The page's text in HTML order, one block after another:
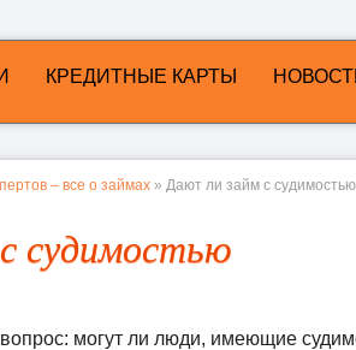
КРЕДИТНЫЕ КАРТЫ
– все о займах » Дают ли займ с судимостью
судимостью
могут ли люди, имеющие